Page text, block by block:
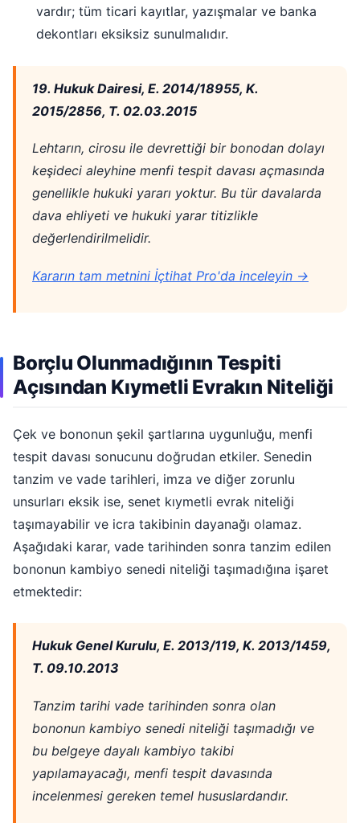
vardır; tüm ticari kayıtlar, yazışmalar ve banka
dekontları eksiksiz sunulmalıdır.
19. Hukuk Dairesi, E. 2014/18955, K.
2015/2856, T. 02.03.2015
Lehtarın, cirosu ile devrettiği bir bonodan dolayı
keşideci aleyhine menfi tespit davası açmasında
genellikle hukuki yararı yoktur. Bu tür davalarda
dava ehliyeti ve hukuki yarar titizlikle
değerlendirilmelidir.
Kararın tam metnini İçtihat Pro'da inceleyin →
Borçlu Olunmadığının Tespiti
Açısından Kıymetli Evrakın Niteliği
Çek ve bononun şekil şartlarına uygunluğu, menfi
tespit davası sonucunu doğrudan etkiler. Senedin
tanzim ve vade tarihleri, imza ve diğer zorunlu
unsurları eksik ise, senet kıymetli evrak niteliği
taşımayabilir ve icra takibinin dayanağı olamaz.
Aşağıdaki karar, vade tarihinden sonra tanzim edilen
bononun kambiyo senedi niteliği taşımadığına işaret
etmektedir:
Hukuk Genel Kurulu, E. 2013/119, K. 2013/1459,
T. 09.10.2013
Tanzim tarihi vade tarihinden sonra olan
bononun kambiyo senedi niteliği taşımadığı ve
bu belgeye dayalı kambiyo takibi
yapılamayacağı, menfi tespit davasında
incelenmesi gereken temel hususlardandır.